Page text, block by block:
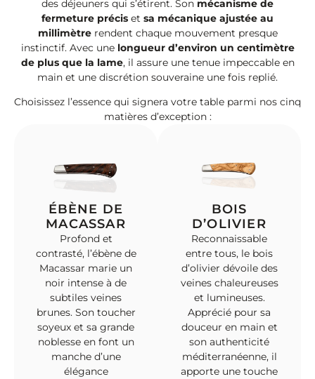
des déjeuners qui s’étirent. Son mécanisme de
fermeture précis et sa mécanique ajustée au
millimètrerendent chaque mouvement presque
instinctif. Avec une longueur d’environ un centimètre
de plus que la lame, il assure une tenue impeccable en
main et une discrétion souveraine une fois replié.
Choisissez l’essence qui signera votre table parmi nos cinq
matières d’exception :
ÉBÈNE DE
MACASSAR
Profond et
contrasté, l’ébène de
Macassar marie un
noir intense à de
subtiles veines
brunes. Son toucher
soyeux et sa grande
noblesse en font un
manche d’une
élégance
BOIS
D’OLIVIER
Reconnaissable
entre tous, le bois
d’olivier dévoile des
veines chaleureuses
et lumineuses.
Apprécié pour sa
douceur en main et
son authenticité
méditerranéenne, il
apporte une touche